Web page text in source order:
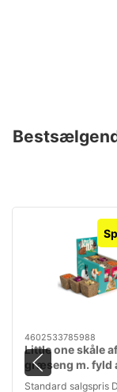
4602533785988
Little one skåle af
græseng m. fyld
Standard salgspris